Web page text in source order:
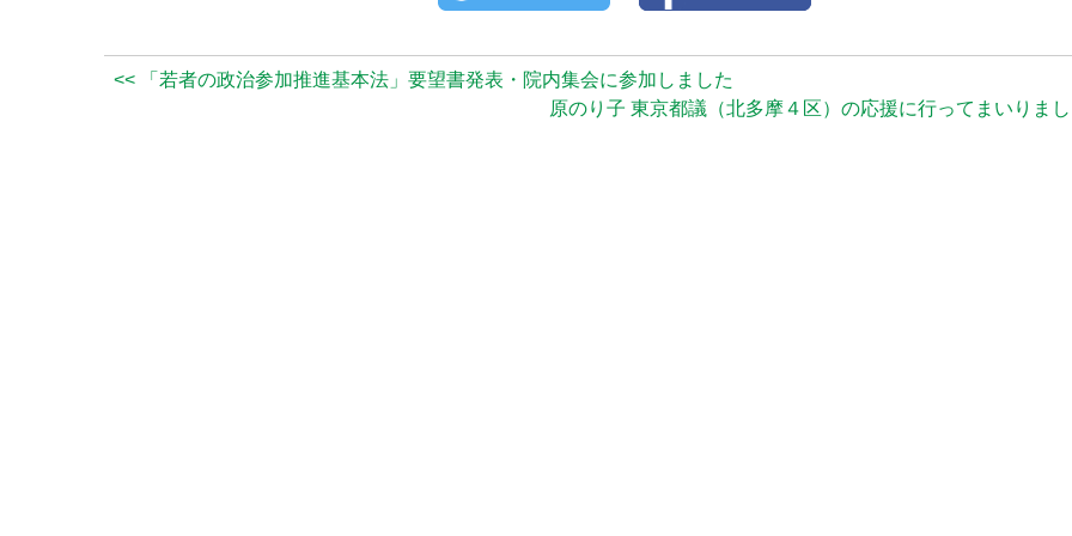
<< 「若者の政治参加推進基本法」要望書発表・院内集会に参加しました
原のり子 東京都議（北多摩４区）の応援に行ってまいりま